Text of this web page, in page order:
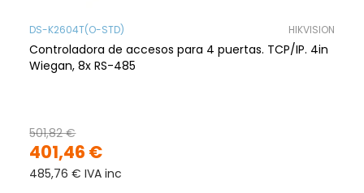
DS-K2604T(O-STD) HIKVISION
Controladora de accesos para 4 puertas. TCP/IP. 4in
Wiegan, 8x RS-485
401,46 €
501,82 €
485,76 € IVA inc